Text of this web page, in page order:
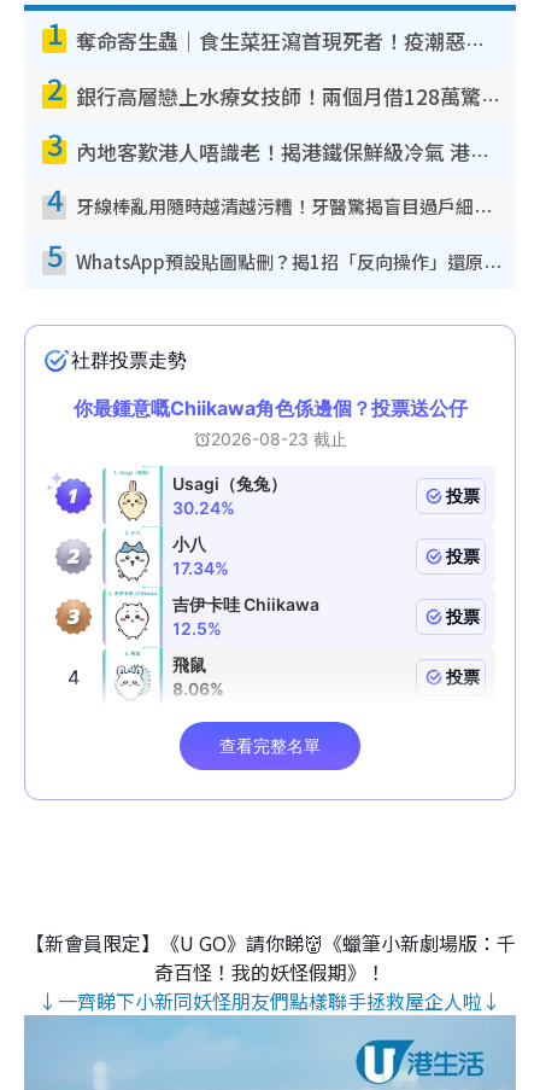
1 奪命寄生蟲｜食生菜狂瀉首現死者！疫潮惡化錄1.8萬宗病例 揭洗菜3大謬誤
2 銀行高層戀上水療女技師！兩個月借128萬驚覺「沉船」沉落火海 揭背後疑似邪教操控賣淫
3 內地客歎港人唔識老！揭港鐵保鮮級冷氣 港人求放過：咪投訴
4 牙線棒亂用隨時越清越污糟！牙醫驚揭盲目過戶細菌恐致蛀牙：呢種先係日常真保養
5 WhatsApp預設貼圖點刪？揭1招「反向操作」還原簡潔介面 附3步實測教學
【新會員限定】《U GO》請你睇👹《蠟筆小新劇場版：千
奇百怪！我的妖怪假期》！
↓一齊睇下小新同妖怪朋友們點樣聯手拯救屋企人啦↓